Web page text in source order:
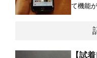
て機能
【試